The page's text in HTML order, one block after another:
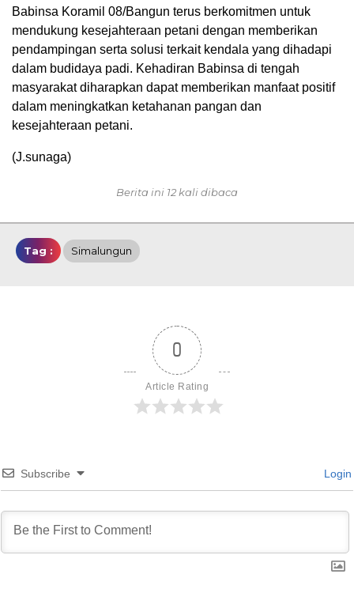
Babinsa Koramil 08/Bangun terus berkomitmen untuk
mendukung kesejahteraan petani dengan memberikan
pendampingan serta solusi terkait kendala yang dihadapi
dalam budidaya padi. Kehadiran Babinsa di tengah
masyarakat diharapkan dapat memberikan manfaat positif
dalam meningkatkan ketahanan pangan dan
kesejahteraan petani.
(J.sunaga)
Berita ini 12 kali dibaca
Tag : Simalungun
0
Article Rating
Subscribe Login